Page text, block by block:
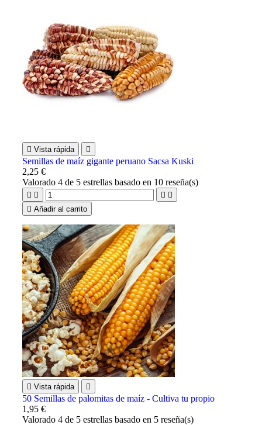
 Vista rápida 
Semillas de maíz gigante peruano Sacsa Kuski
2,25 €
Valorado4 de 5 estrellas basado en 10 reseña(s)
   
 Añadir al carrito
 Vista rápida 
50 Semillas de palomitas de maíz - Cultiva tu propio
1,95 €
Valorado4 de 5 estrellas basado en 5 reseña(s)